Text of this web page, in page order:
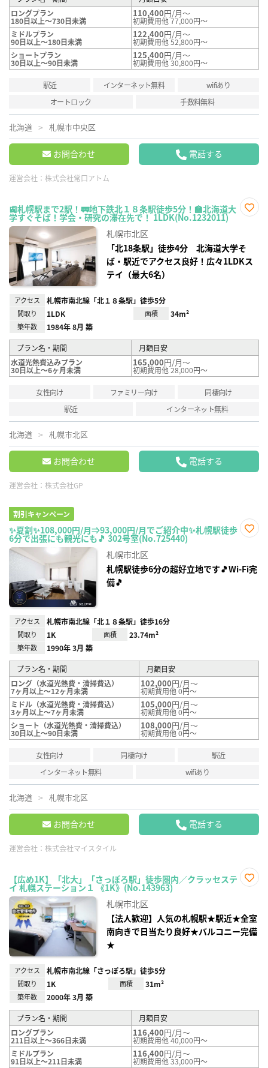
ロングプラン
180日以上～730日未満
110,400円/月～
初期費用他 77,000円～
ミドルプラン
90日以上～180日未満
122,400円/月～
初期費用他 52,800円～
ショートプラン
30日以上～90日未満
125,400円/月～
初期費用他 30,800円～
駅近 インターネット無料
wifiあり
オートロック
手数料無料
北海道 札幌市中央区
お問合わせ 電話する
運営会社： 株式会社常口アトム
🚉札幌駅まで2駅！🚃地下鉄北１８条駅徒歩5分！🏫北海道大
学すぐそば！学会・研究の滞在先で！ 1LDK(No.1232011)
録
札幌市北区
「北18条駅」徒歩4分 北海道大学そ
ば・駅近でアクセス良好！広々1LDKス
テイ（最大6名）
アクセス 札幌市南北線「北１８条駅」徒歩5分
間取り 1LDK 面積 34m²
築年数 1984年 8月 築
プラン名・期間
月額目安
水道光熱費込みプラン
30日以上～6ヶ月未満
165,000円/月～
初期費用他 28,000円～
女性向け ファミリー向け
同棲向け
駅近
インターネット無料
北海道 札幌市北区
お問合わせ 電話する
運営会社： 株式会社GP
割引キャンペーン
✨夏割✨108,000円/月⇒93,000円/月でご紹介中✨札幌駅徒歩
6分で出張にも観光にも🎵 302号室(No.725440)
録
札幌市北区
札幌駅徒歩6分の超好立地です🎵Wi-Fi完
備🎵
アクセス 札幌市南北線「北１８条駅」徒歩16分
間取り 1K 面積 23.74m²
築年数 1990年 3月 築
プラン名・期間
月額目安
ロング（水道光熱費・清掃費込）
7ヶ月以上～12ヶ月未満
102,000円/月～
初期費用他 0円～
ミドル（水道光熱費・清掃費込）
3ヶ月以上～7ヶ月未満
105,000円/月～
初期費用他 0円～
ショート（水道光熱費・清掃費込）
30日以上～90日未満
108,000円/月～
初期費用他 0円～
女性向け 同棲向け
駅近
インターネット無料
wifiあり
北海道 札幌市北区
お問合わせ 電話する
運営会社： 株式会社マイスタイル
【広め1K】「北大」「さっぽろ駅」徒歩圏内／クラッセステ
イ 札幌ステーション１ 《1K》(No.143963)
録
札幌市北区
【法人歓迎】人気の札幌駅★駅近★全室
南向きで日当たり良好★バルコニー完備
★
アクセス 札幌市南北線「さっぽろ駅」徒歩5分
間取り 1K 面積 31m²
築年数 2000年 3月 築
プラン名・期間
月額目安
ロングプラン
211日以上～366日未満
116,400円/月～
初期費用他 40,000円～
ミドルプラン
91日以上～211日未満
116,400円/月～
初期費用他 33,000円～